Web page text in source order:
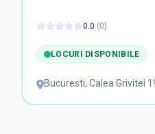
0.0 (0)
LOCURI DISPONIBILE
Bucuresti, Calea Grivitei